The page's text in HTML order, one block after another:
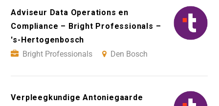
Adviseur Data Operations en
Compliance – Bright Professionals –
's-Hertogenbosch
Bright Professionals
Den Bosch
Verpleegkundige Antoniegaarde